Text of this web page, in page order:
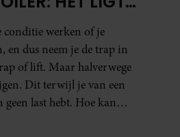
CONDITIE)
conditie werken of je
en dus neem je de trap in
of lift. Maar halverwege
Dit terwijl je van een
last hebt. Hoe kan